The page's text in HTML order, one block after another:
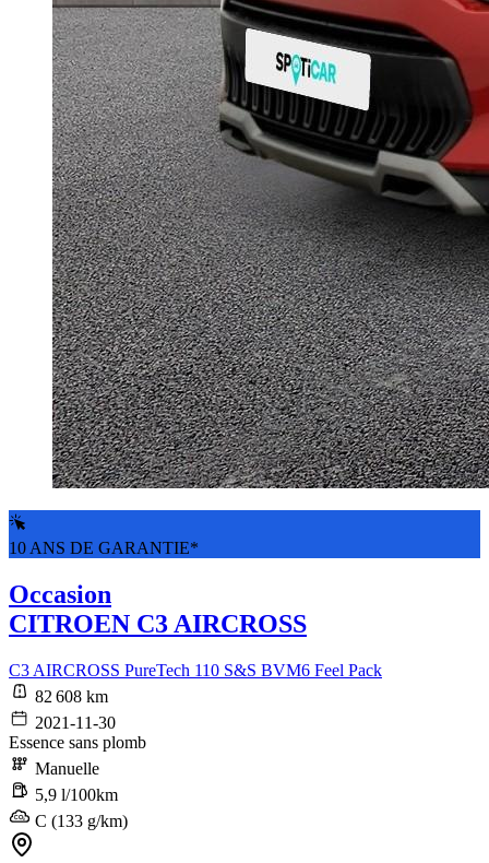
10 ANS DE GARANTIE*
Occasion
CITROEN C3 AIRCROSS
C3 AIRCROSS PureTech 110 S&S BVM6 Feel Pack
82 608 km
2021-11-30
Essence sans plomb
Manuelle
5,9 l/100km
C (133 g/km)